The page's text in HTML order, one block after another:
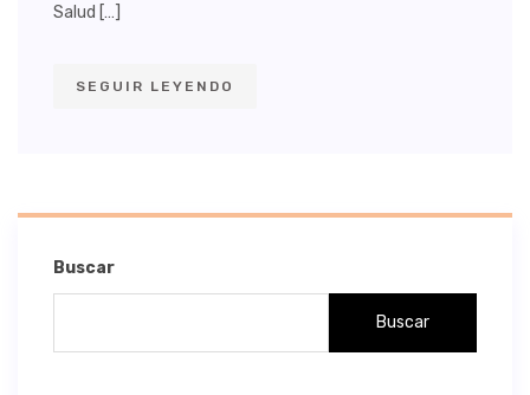
Salud […]
SEGUIR LEYENDO
Buscar
Buscar